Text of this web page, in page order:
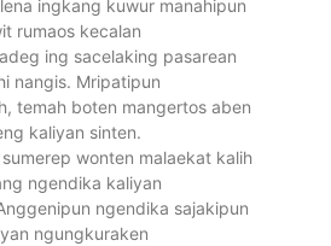
ingkang kuwur manahipun
rumaos kecalan
ing sacelaking pasarean
nangis. Mripatipun
temah boten mangertos aben
kaliyan sinten.
wonten malaekat kalih
ngendika kaliyan
ngendika sajakipun
ngungkuraken